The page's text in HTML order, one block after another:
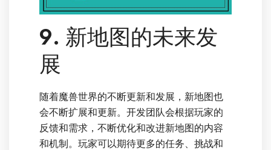
9. 新地图的未来发
展
随着魔兽世界的不断更新和发展，新地图也
会不断扩展和更新。开发团队会根据玩家的
反馈和需求，不断优化和改进新地图的内容
和机制。玩家可以期待更多的任务、挑战和